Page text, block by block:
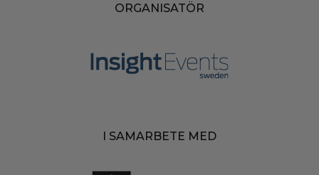
ORGANISATÖR
I SAMARBETE MED